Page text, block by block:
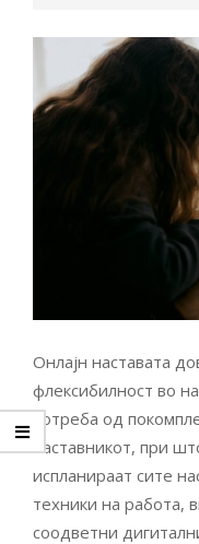
Онлајн наставата
флексибилност во
потреба од
наставникот, при
испланираат сите
техники на работа,
соодветни